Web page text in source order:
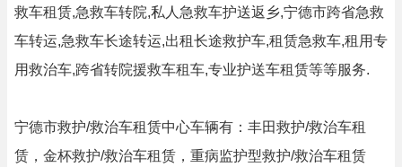
救车租赁,急救车转院,私人急救车护送返乡,宁德市跨省急救
车转运,急救车长途转运,出租长途救护车,租赁急救车,租用专
用救治车,跨省转院援救车租车,专业护送车租赁等等服务.
宁德市救护/救治车租赁中心车辆有：丰田救护/救治车租
赁，金杯救护/救治车租赁，重病监护型救护/救治车租赁